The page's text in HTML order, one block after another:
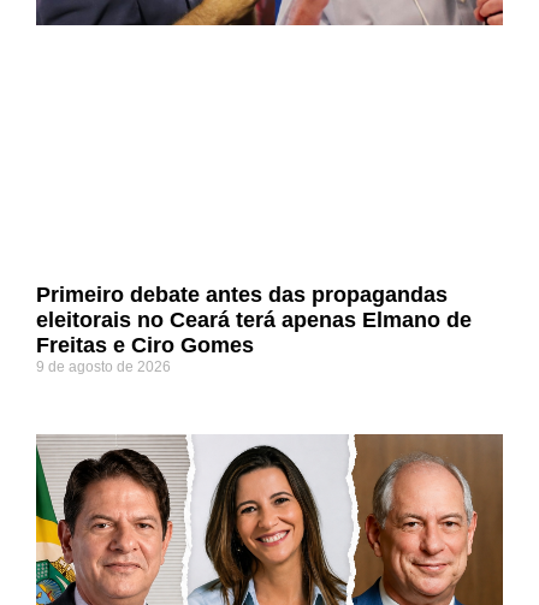
Primeiro debate antes das propagandas
eleitorais no Ceará terá apenas Elmano de
Freitas e Ciro Gomes
9 de agosto de 2026